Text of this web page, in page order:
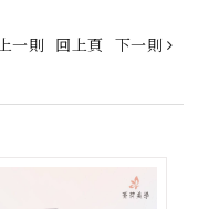
上一則 回上頁 下一則